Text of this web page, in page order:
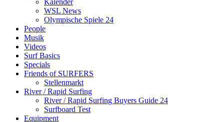
WSL News
Olympische Spiele 24
People
Musik
Videos
Surf Basics
Specials
Friends of SURFERS
Stellenmarkt
River / Rapid Surfing
River / Rapid Surfing Buyers Guide 24
Surfboard Test
Equipment